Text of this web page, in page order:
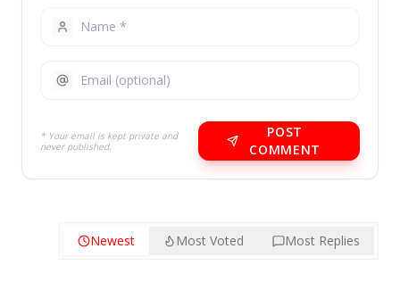
* Your email is kept private and
never published.
POST
COMMENT
Newest Most Voted Most Replies